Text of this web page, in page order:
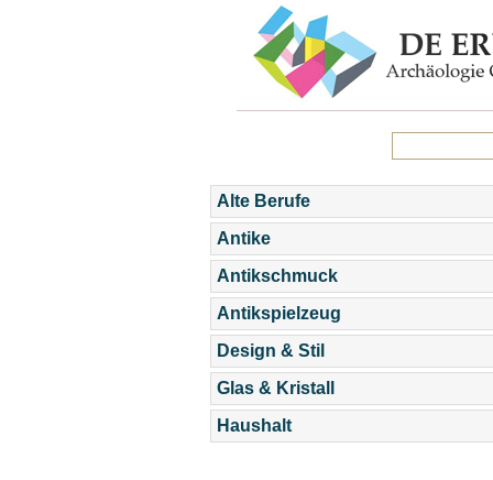
Alte Berufe
Antike
Antikschmuck
Antikspielzeug
Design & Stil
Glas & Kristall
Haushalt